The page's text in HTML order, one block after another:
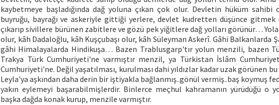
kaybetmeye başladığında dağ yoluna çıkan çok olur. Devletin hüküm sahibi
buyruğu, bayrağı ve askeriyle gittiği yerlere, devlet kudretten düşünce gitmek
çıkarıp sivillere bürünen zabitlere ve gözü pek yiğitlere dağ yolları görünür…
olur, kâh Dadaloğlu, kâh Kuşçubaşı olur, kâh Süleyman Askerî. Gâhi Balkanlarda
gâhi Himalayalarda Hindikuşa… Bazen Trablusgarp'tır yolun menzili, bazen
Trakya Türk Cumhuriyeti'ne varmıştır menzil, ya Türkistan İslâm
Cumhuriyeti'ne. Değil yaşatılması, kurulması dahi yıldızlar kadar uzak görünen
Leyla'ya aşkından daha derin bir iştiyakla bağlanmış..gönül vermiş..baş koymuş
yakın eylemeyi başarabilmişlerdir. Binlerce meçhul kahramanın yürüdüğü o
başka dağda konak kurup, menzile varmıştır.